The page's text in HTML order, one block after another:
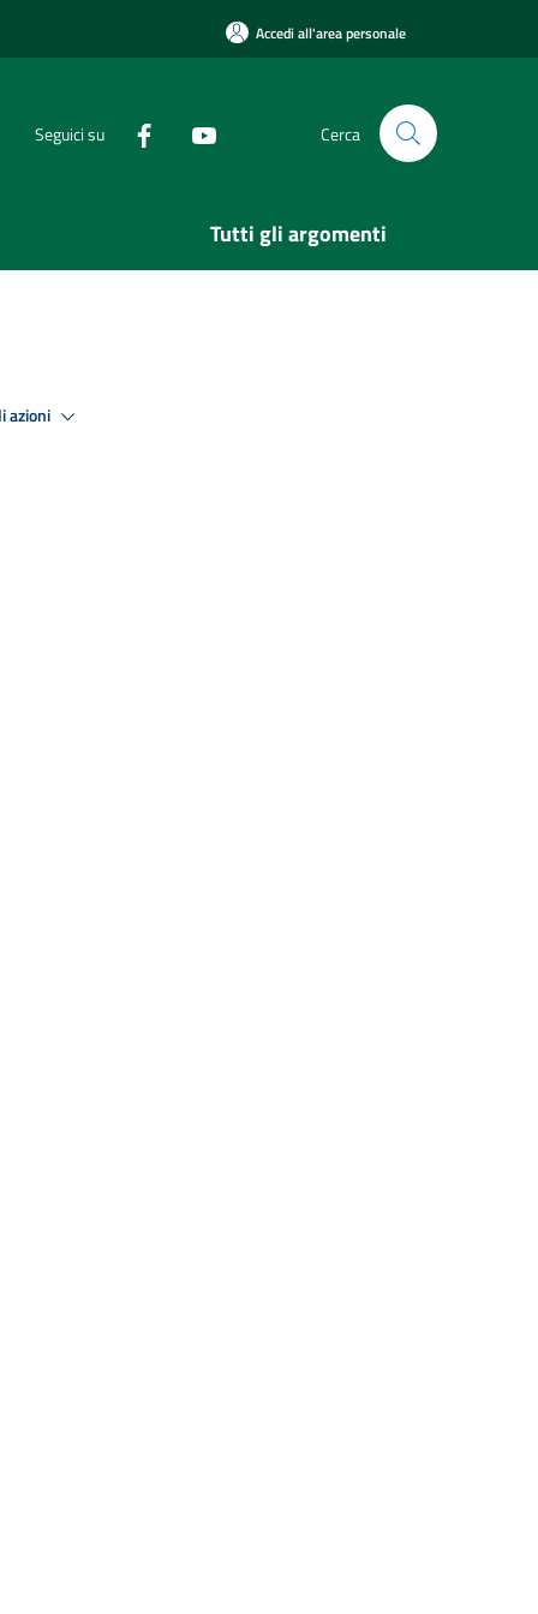
Accedi all'area personale
Seguici su Cerca
Tutti gli argomenti
azioni